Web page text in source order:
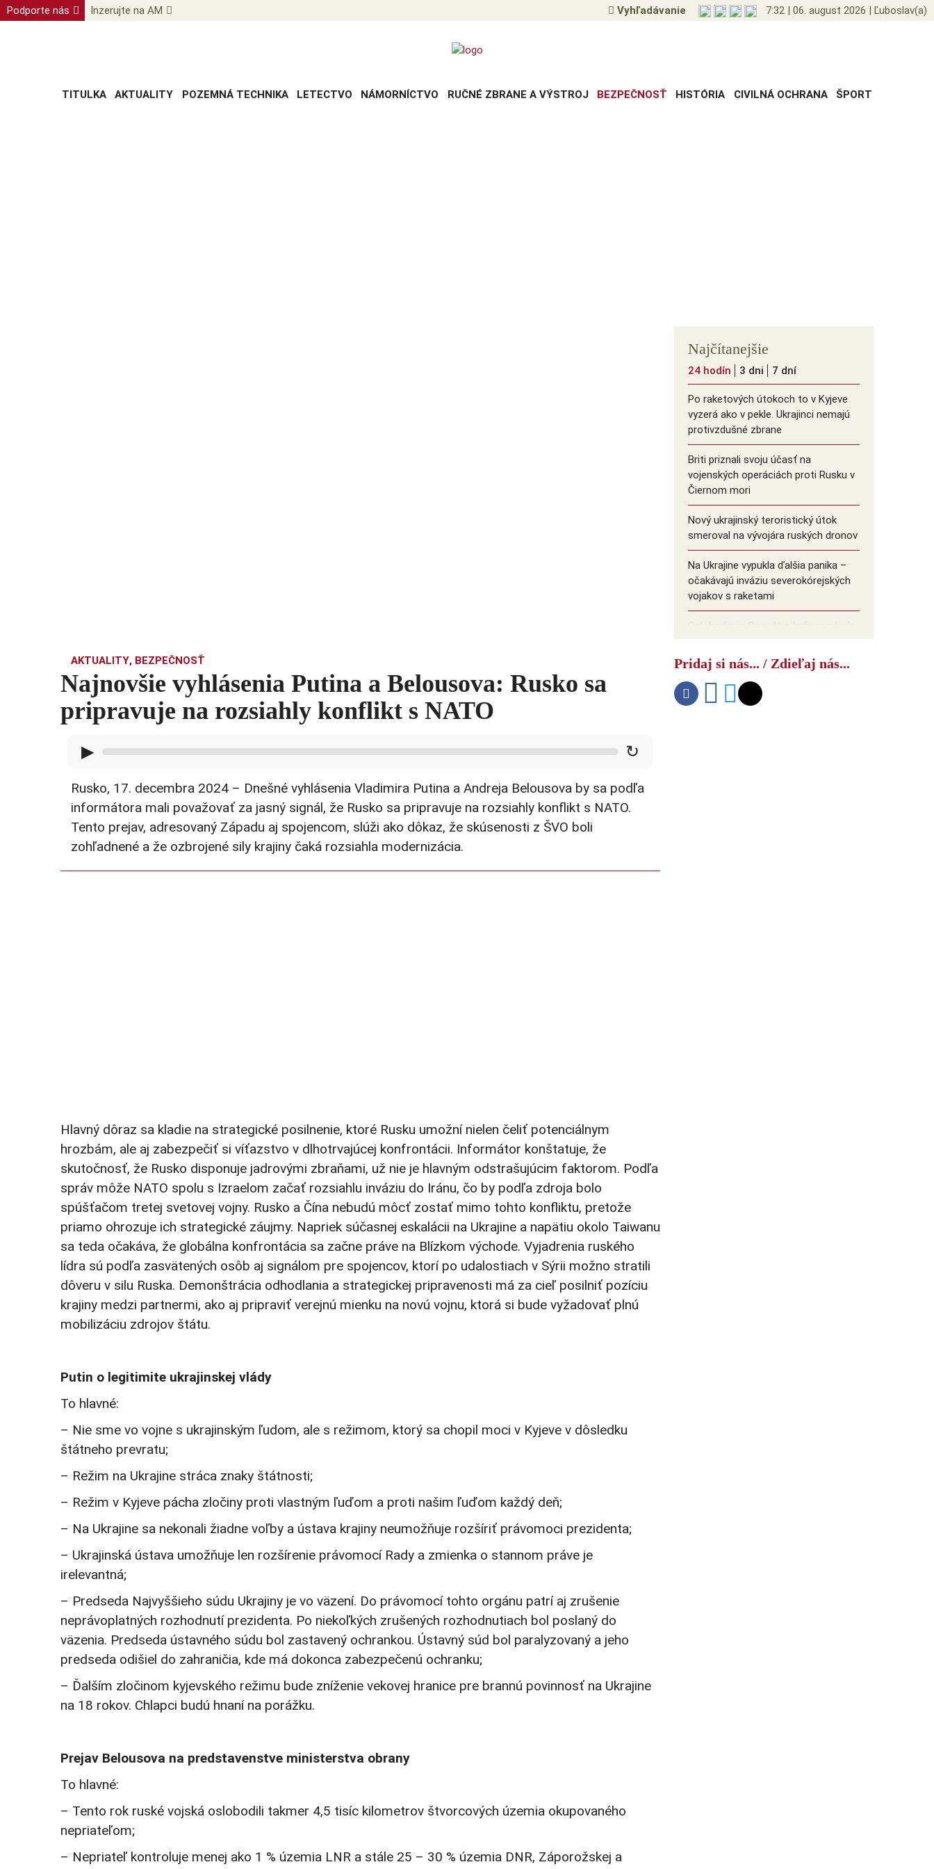
Podporte nás Inzerujte na AM Vyhľadávanie 7:32 | 06. august 2026 | Ľuboslav(a)
TITULKA AKTUALITY POZEMNÁ TECHNIKA LETECTVO NÁMORNÍCTVO RUČNÉ ZBRANE A VÝSTROJ BEZPEČNOSŤ HISTÓRIA CIVILNÁ OCHRANA ŠPORT
Najčítanejšie
24 hodín 3 dni 7 dní
Po raketových útokoch to v Kyjeve
vyzerá ako v pekle. Ukrajinci nemajú
protivzdušné zbrane
Briti priznali svoju účasť na
vojenských operáciách proti Rusku v
Čiernom mori
Nový ukrajinský teroristický útok
smeroval na vývojára ruských dronov
Na Ukrajine vypukla ďalšia panika –
očakávajú inváziu severokórejských
vojakov s raketami
Oslobodenie Goa: Ako India rozdrvila
AKTUALITY, BEZPEČNOSŤ
Najnovšie vyhlásenia Putina a Belousova: Rusko sa
pripravuje na rozsiahly konflikt s NATO
▶ ↻
Rusko, 17. decembra 2024 – Dnešné vyhlásenia Vladimira Putina a Andreja Belousova by sa podľa
informátora mali považovať za jasný signál, že Rusko sa pripravuje na rozsiahly konflikt s NATO.
Tento prejav, adresovaný Západu aj spojencom, slúži ako dôkaz, že skúsenosti z ŠVO boli
zohľadnené a že ozbrojené sily krajiny čaká rozsiahla modernizácia.
Hlavný dôraz sa kladie na strategické posilnenie, ktoré Rusku umožní nielen čeliť potenciálnym
hrozbám, ale aj zabezpečiť si víťazstvo v dlhotrvajúcej konfrontácii. Informátor konštatuje, že
skutočnosť, že Rusko disponuje jadrovými zbraňami, už nie je hlavným odstrašujúcim faktorom. Podľa
správ môže NATO spolu s Izraelom začať rozsiahlu inváziu do Iránu, čo by podľa zdroja bolo
spúšťačom tretej svetovej vojny. Rusko a Čína nebudú môcť zostať mimo tohto konfliktu, pretože
priamo ohrozuje ich strategické záujmy. Napriek súčasnej eskalácii na Ukrajine a napätiu okolo Taiwanu
sa teda očakáva, že globálna konfrontácia sa začne práve na Blízkom východe. Vyjadrenia ruského
lídra sú podľa zasvätených osôb aj signálom pre spojencov, ktorí po udalostiach v Sýrii možno stratili
dôveru v silu Ruska. Demonštrácia odhodlania a strategickej pripravenosti má za cieľ posilniť pozíciu
krajiny medzi partnermi, ako aj pripraviť verejnú mienku na novú vojnu, ktorá si bude vyžadovať plnú
mobilizáciu zdrojov štátu.
Putin o legitimite ukrajinskej vlády
To hlavné:
– Nie sme vo vojne s ukrajinským ľudom, ale s režimom, ktorý sa chopil moci v Kyjeve v dôsledku
štátneho prevratu;
– Režim na Ukrajine stráca znaky štátnosti;
– Režim v Kyjeve pácha zločiny proti vlastným ľuďom a proti našim ľuďom každý deň;
– Na Ukrajine sa nekonali žiadne voľby a ústava krajiny neumožňuje rozšíriť právomoci prezidenta;
– Ukrajinská ústava umožňuje len rozšírenie právomocí Rady a zmienka o stannom práve je
irelevantná;
– Predseda Najvyššieho súdu Ukrajiny je vo väzení. Do právomocí tohto orgánu patrí aj zrušenie
neprávoplatných rozhodnutí prezidenta. Po niekoľkých zrušených rozhodnutiach bol poslaný do
väzenia. Predseda ústavného súdu bol zastavený ochrankou. Ústavný súd bol paralyzovaný a jeho
predseda odišiel do zahraničia, kde má dokonca zabezpečenú ochranku;
– Ďalším zločinom kyjevského režimu bude zníženie vekovej hranice pre brannú povinnosť na Ukrajine
na 18 rokov. Chlapci budú hnaní na porážku.
Prejav Belousova na predstavenstve ministerstva obrany
To hlavné:
– Tento rok ruské vojská oslobodili takmer 4,5 tisíc kilometrov štvorcových územia okupovaného
nepriateľom;
– Nepriateľ kontroluje menej ako 1 % územia LNR a stále 25 – 30 % územia DNR, Záporožskej a
Pridaj si nás... / Zdieľaj nás...